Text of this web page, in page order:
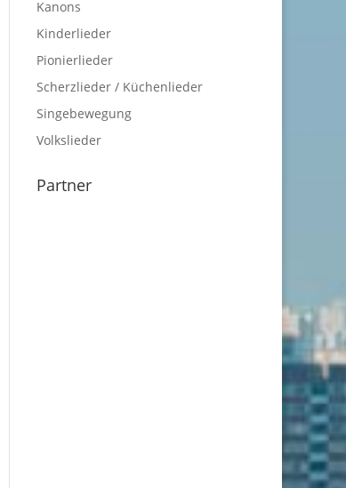
Kanons
Kinderlieder
Pionierlieder
Scherzlieder / Küchenlieder
Singebewegung
Volkslieder
Partner